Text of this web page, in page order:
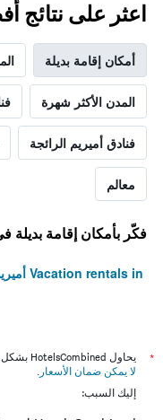
اعثر على نتائج
أمكان إقامة بديلة
المدن الأكثر شهرة
فنادق أميريم الرائجة
معالم
فكّر بأمكان إقامة بديلة
Vacation rentals in أميريم
*
يحاول HotelsCombined بشكل دائم الحصول على الأسعار الدقيقة، ولكن
لا يمكن ضمان الأسعار .
إليك السبب: